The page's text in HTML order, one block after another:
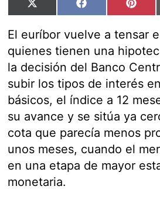
Compartir
en
X
(Twitter)
Compartir
en
Facebook
en
El euríbor vuelve a tensar
quienes tienen una
la decisión del Banco
subir los tipos de interés
básicos, el índice a 12
su avance y se sitúa ya
cota que parecía menos
unos meses, cuando el
en una etapa de mayor
monetaria.